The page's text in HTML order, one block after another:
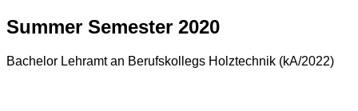
Summer Semester 2020
Bachelor Lehramt an Berufskollegs Holztechnik (kA/2022)